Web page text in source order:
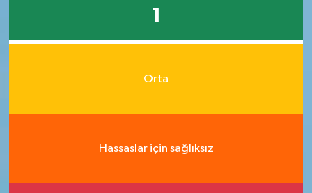
1
Orta
Hassaslar için sağlıksız